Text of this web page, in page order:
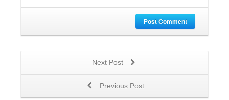
Post Comment
Next Post
Previous Post